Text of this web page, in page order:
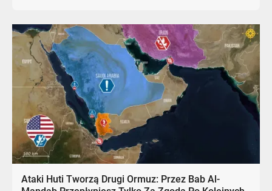
Ataki Huti Tworzą Drugi Ormuz: Przez Bab Al-